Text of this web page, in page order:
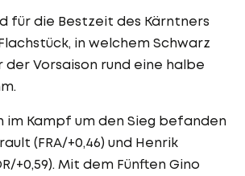
für die Bestzeit des Kärntners
in welchem Schwarz
Vorsaison rund eine halbe
im Kampf um den Sieg befanden
(FRA/+0,46) und Henrik
+0,59). Mit dem Fünften Gino